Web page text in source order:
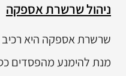
ניהול שרשרת אספקה
שרשרת אספקה היא
מנת להימנע מהפסדים